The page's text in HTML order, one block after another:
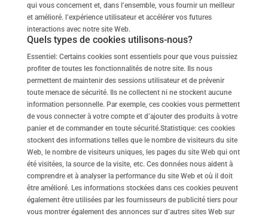
qui vous concernent et, dans l’ensemble, vous fournir un meilleur
et amélioré. l’expérience utilisateur et accélérer vos futures
interactions avec notre site Web.
Quels types de cookies utilisons-nous?
Essentiel: Certains cookies sont essentiels pour que vous puissiez
profiter de toutes les fonctionnalités de notre site. Ils nous
permettent de maintenir des sessions utilisateur et de prévenir
toute menace de sécurité. Ils ne collectent ni ne stockent aucune
information personnelle. Par exemple, ces cookies vous permettent
de vous connecter à votre compte et d’ajouter des produits à votre
panier et de commander en toute sécurité.Statistique: ces cookies
stockent des informations telles que le nombre de visiteurs du site
Web, le nombre de visiteurs uniques, les pages du site Web qui ont
été visitées, la source de la visite, etc. Ces données nous aident à
comprendre et à analyser la performance du site Web et où il doit
être amélioré. Les informations stockées dans ces cookies peuvent
également être utilisées par les fournisseurs de publicité tiers pour
vous montrer également des annonces sur d’autres sites Web sur